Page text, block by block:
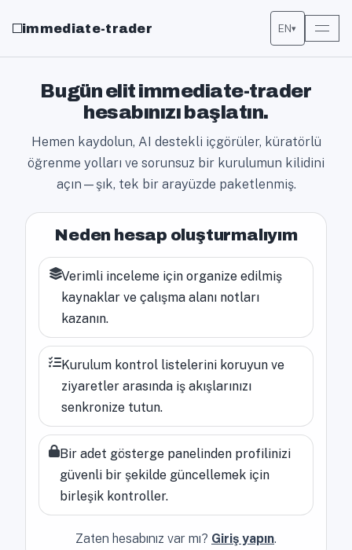
immediate-trader EN▾
Bugün elit immediate-trader
hesabınızı başlatın.
Hemen kaydolun, AI destekli içgörüler, küratörlü
öğrenme yolları ve sorunsuz bir kurulumun kilidini
açın—şık, tek bir arayüzde paketlenmiş.
Neden hesap oluşturmalıyım
Verimli inceleme için organize edilmiş
kaynaklar ve çalışma alanı notları
kazanın.
Kurulum kontrol listelerini koruyun ve
ziyaretler arasında iş akışlarınızı
senkronize tutun.
Bir adet gösterge panelinden profilinizi
güvenli bir şekilde güncellemek için
birleşik kontroller.
Zaten hesabınız var mı? Giriş yapın.